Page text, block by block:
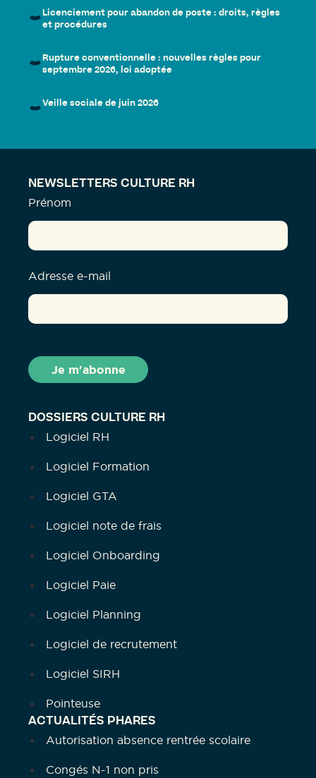
Licenciement pour abandon de poste : droits, règles
et procédures
Rupture conventionnelle : nouvelles règles pour
septembre 2026, loi adoptée
Veille sociale de juin 2026
DOSSIERS CULTURE RH
Logiciel RH
Logiciel Formation
Logiciel GTA
Logiciel note de frais
Logiciel Onboarding
Logiciel Paie
Logiciel Planning
Logiciel de recrutement
Logiciel SIRH
Pointeuse
ACTUALITÉS PHARES
Autorisation absence rentrée scolaire
Congés N-1 non pris
NEWSLETTERS CULTURE RH
Prénom
Adresse e-mail